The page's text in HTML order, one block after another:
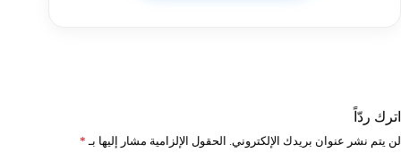
اترك ردّاً
لن يتم نشر عنوان بريدك الإلكتروني. الحقول الإلزامية مشار إليها بـ *